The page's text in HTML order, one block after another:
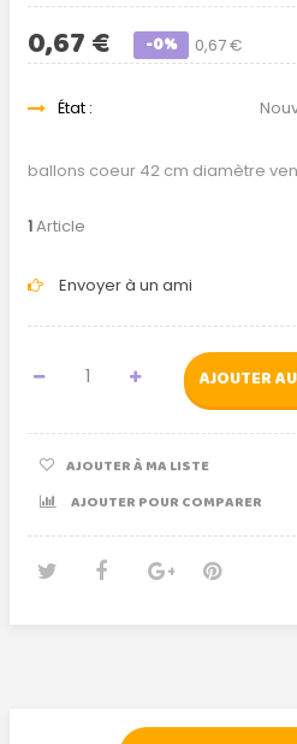
0,67 €
0,67 € -0%
État :
ballons coeur 42 cm diamètre
1Article
Envoyer à un ami
AJOUTER
AJOUTER À MA LISTE
AJOUTER POUR COMPARER